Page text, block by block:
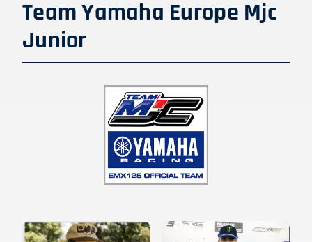
Team Yamaha Europe Mjc
Junior